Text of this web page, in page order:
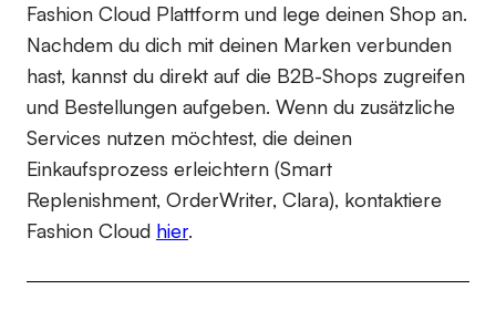
Fashion Cloud Plattform und lege deinen Shop an.
Nachdem du dich mit deinen Marken verbunden
hast, kannst du direkt auf die B2B-Shops zugreifen
und Bestellungen aufgeben. Wenn du zusätzliche
Services nutzen möchtest, die deinen
Einkaufsprozess erleichtern (Smart
Replenishment, OrderWriter, Clara), kontaktiere
Fashion Cloud hier.